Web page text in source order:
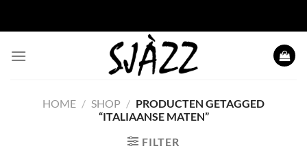
HOME / SHOP / PRODUCTEN GETAGGED
“ITALIAANSE MATEN”
FILTER